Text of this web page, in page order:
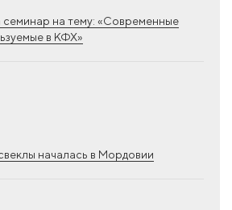
семинар на тему: «Современные
в КФХ»
началась в Мордовии